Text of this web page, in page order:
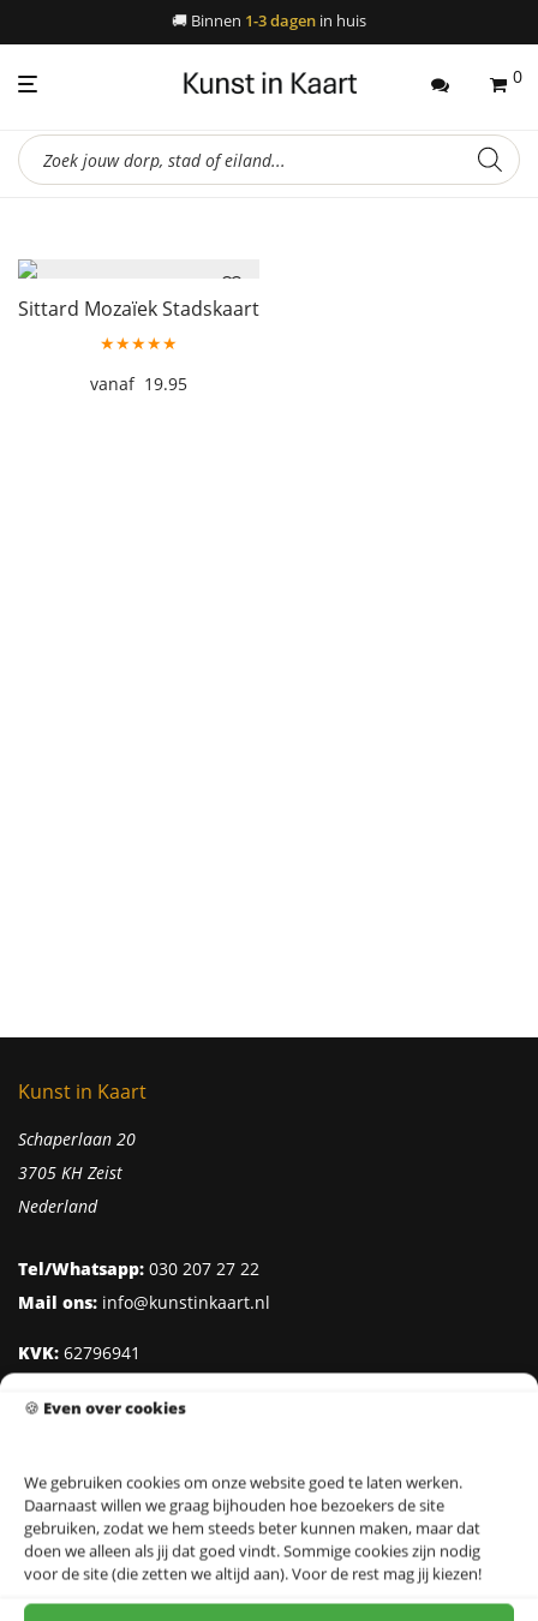
🍪 Even over cookies
We gebruiken cookies om onze website goed te laten werken.
Daarnaast willen we graag bijhouden hoe bezoekers de site
gebruiken, zodat we hem steeds beter kunnen maken, maar dat
doen we alleen als jij dat goed vindt. Sommige cookies zijn nodig
voor de site (die zetten we altijd aan). Voor de rest mag jij kiezen!
🚚 Binnen 1-3 dagen in huis
0
Producten
zoeken
Sittard Mozaïek Stadskaart
★★★★★
19.95
Kunst in Kaart
Schaperlaan 20
3705 KH Zeist
Nederland
Tel/Whatsapp: 030 207 27 22
Mail ons: info@kunstinkaart.nl
KVK: 62796941
IBAN:NL95 INGB 0006 8527 18
Klantenservice
Over Kunst in Kaart